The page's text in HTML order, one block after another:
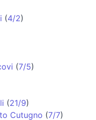
(4/2)
(7/5)
(21/9)
Cutugno (7/7)